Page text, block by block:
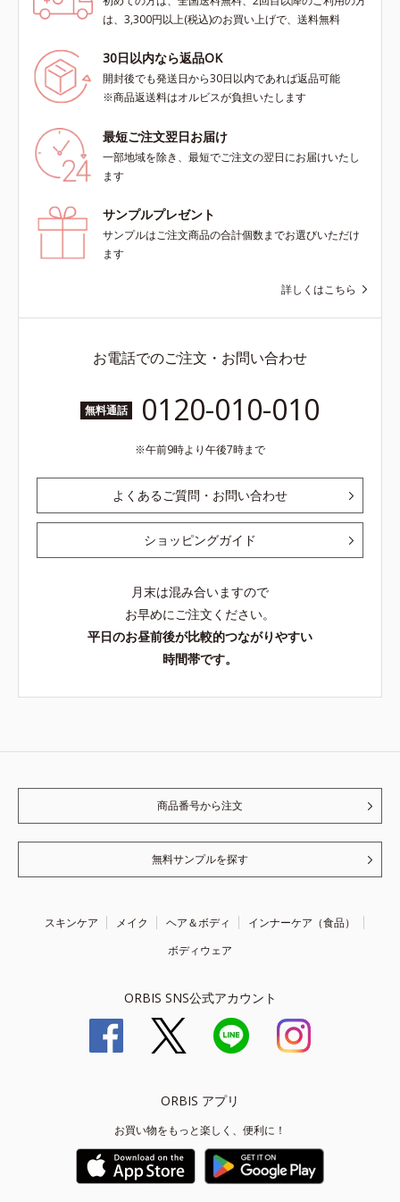
は、3,300円以上(税込)のお買い上げで、送料無料
30日以内なら返品OK
開封後でも発送日から30日以内であれば返品可能
※商品返送料はオルビスが負担いたします
最短ご注文翌日お届け
一部地域を除き、最短でご注文の翌日にお届けいたし
ます
サンプルプレゼント
サンプルはご注文商品の合計個数までお選びいただけ
ます
詳しくはこちら
お電話でのご注文・お問い合わせ
無料通話 0120-010-010
午前9時より午後7時まで
よくあるご質問・お問い合わせ
ショッピングガイド
月末は混み合いますので
お早めにご注文ください。
平日のお昼前後が比較的つながりやすい
時間帯です。
商品番号から注文
無料サンプルを探す
スキンケア メイク ヘア＆ボディ
インナーケア（食品）
ボディウェア
ORBIS SNS公式アカウント
ORBIS アプリ
お買い物をもっと楽しく、便利に！